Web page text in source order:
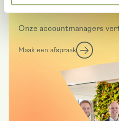
Deze rassen in
Onze accountmanagers
Maak een afspraak